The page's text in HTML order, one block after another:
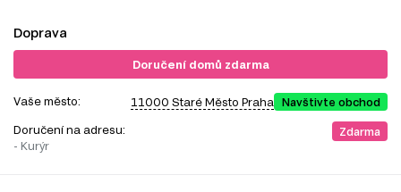
Doprava
Doručení domů zdarma
Vaše město: 11000 Staré Město Praha Navštivte obchod
Doručení na adresu:
- Kurýr
Zdarma